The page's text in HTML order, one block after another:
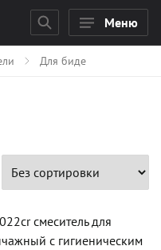
Меню
Для биде
смеситель для
с гигиеническим